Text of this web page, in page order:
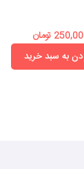
تومان
به سبد خرید